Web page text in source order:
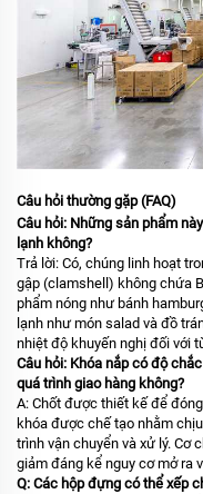
Câu hỏi thường gặp (FAQ)
Câu hỏi: Những sản phẩm
lạnh không?
Trả lời: Có, chúng linh hoạt
gập (clamshell) không chứa
phẩm nóng như bánh
lạnh như món salad và đồ
nhiệt độ khuyến nghị đối với
Câu hỏi: Khóa nắp có độ
quá trình giao hàng không?
A: Chốt được thiết kế để
khóa được chế tạo nhằm
trình vận chuyển và xử lý. Cơ
giảm đáng kể nguy cơ mở ra
Q: Các hộp đựng có thể xếp